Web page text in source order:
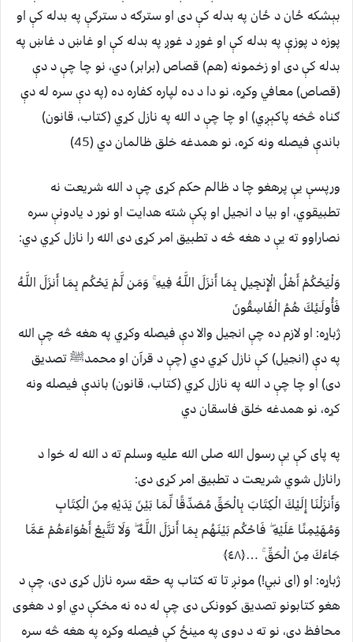
بېشكه ځان د ځان په بدله كې دى او سترګه د سترګې په بدله كې او
پوزه د پوزې په بدله كې او غوږ د غوږ په بدله كې او غاښ د غاښ په
بدله كې دى او زخمونه (هم) قصاص (برابر) دي، نو چا چې د دې
(قصاص) معافي وكړه، نو دا د ده لپاره كفاره ده (په دې سره له دې
ګناه څخه پاكېږي) او چا چې د الله په نازل كړي (كتاب، قانون)
باندې فیصله ونه كړه، نو همدغه خلق ظالمان دي (45)
ورپسې يې پرهغو چا د ظالم حکم کړی چې د الله شريعت نه
تطبيقوي، او بيا د انجيل او پکې شته هدايت او نور د يادونې سره
نصاراوو ته يې د هغه څه د تطبيق امر کړی دی الله را نازل کړي دي:
وَلْيَحْكُمْ أَهْلُ الْإِنجِيلِ بِمَا أَنزَلَ اللَّـهُ فِيهِ ۚ وَمَن لَّمْ يَحْكُم بِمَا أَنزَلَ اللَّـهُ
فَأُولَـٰئِكَ هُمُ الْفَاسِقُونَ
ژباړه: او لازم ده چې انجیل والا دې فیصله وكړي په هغه څه چې الله
په دې (انجیل) كې نازل كړي دي (چې د قرآن او محمدﷺ تصدیق
دى) او چا چې د الله په نازل كړي (كتاب، قانون) باندې فیصله ونه
كړه، نو همدغه خلق فاسقان دي
په پای کې يې رسول الله صلی الله عليه وسلم ته د الله له خوا د
رانازل شوي شريعت د تطبيق امر کړی دی:
وَأَنزَلْنَا إِلَيْكَ الْكِتَابَ بِالْحَقِّ مُصَدِّقًا لِّمَا بَيْنَ يَدَيْهِ مِنَ الْكِتَابِ
وَمُهَيْمِنًا عَلَيْهِ ۖ فَاحْكُم بَيْنَهُم بِمَا أَنزَلَ اللَّـهُ ۖ وَلَا تَتَّبِعْ أَهْوَاءَهُمْ عَمَّا
جَاءَكَ مِنَ الْحَقِّ ۚ …﴿٤٨﴾
ژباړه: او (اى نبي!) مونږ تا ته كتاب په حقه سره نازل كړى دى، چې د
هغو كتابونو تصدیق كوونكى دى چې له ده نه مخكې دي او د هغوى
محافظ دى، نو ته د دوى په مینځ كې فیصله وكړه په هغه څه سره